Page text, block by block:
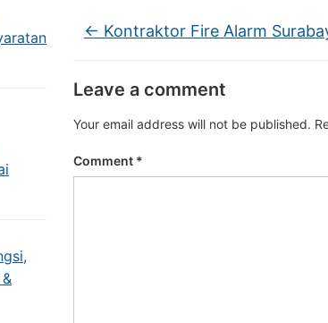
← Kontraktor Fire Alarm
Leave a comment
Your email address will not be published.
Comment *